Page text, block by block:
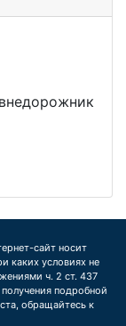
внедорожник
сайт носит
каких условиях не
ч. 2 ст. 437
подробной
обращайтесь к